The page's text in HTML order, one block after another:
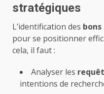
stratégiques
L’identification des
pour se positionner
cela, il faut :
Analyser les
intentions de